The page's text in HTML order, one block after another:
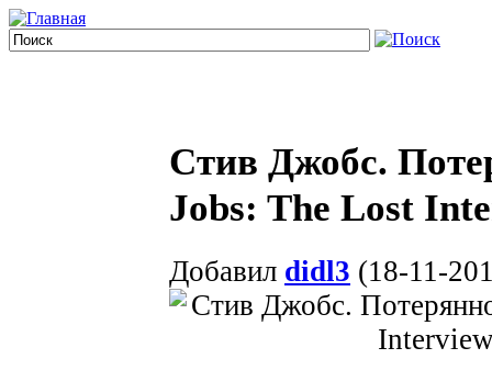
Стив Джобс.
Jobs: The Lost
Добавил didl3 (18-11-